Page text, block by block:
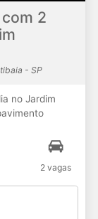
2
- SP
no Jardim
social. 2
/ Andréa
2 vagas